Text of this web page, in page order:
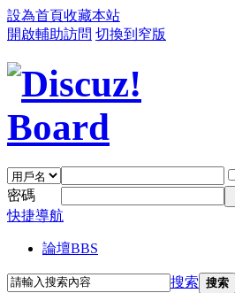
設為首頁收藏本站
開啟輔助訪問 切換到窄版
密碼
快捷導航
論壇BBS
搜索 搜索